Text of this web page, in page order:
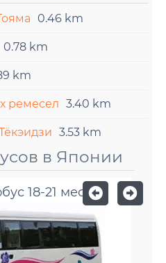
0.46 km
0.78 km
km
ремесел 3.40 km
3.53 km
в Японии
18-21 мест